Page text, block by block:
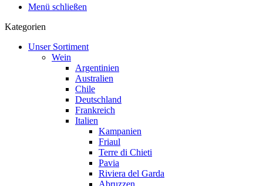
Menü schließen
Kategorien
Unser Sortiment
Wein
Argentinien
Australien
Chile
Deutschland
Frankreich
Italien
Kampanien
Friaul
Terre di Chieti
Pavia
Riviera del Garda
Abruzzen